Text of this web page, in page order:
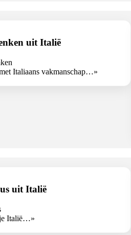
uit Italië
Italiaans vakmanschap…»
uit Italië
Italië…»